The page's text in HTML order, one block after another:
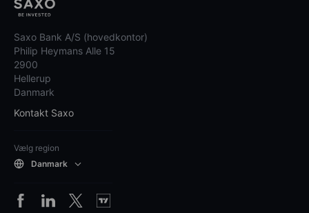
Saxo Bank A/S (hovedkontor)
Philip Heymans Alle 15
2900
Hellerup
Danmark
Kontakt Saxo
Vælg region
Danmark